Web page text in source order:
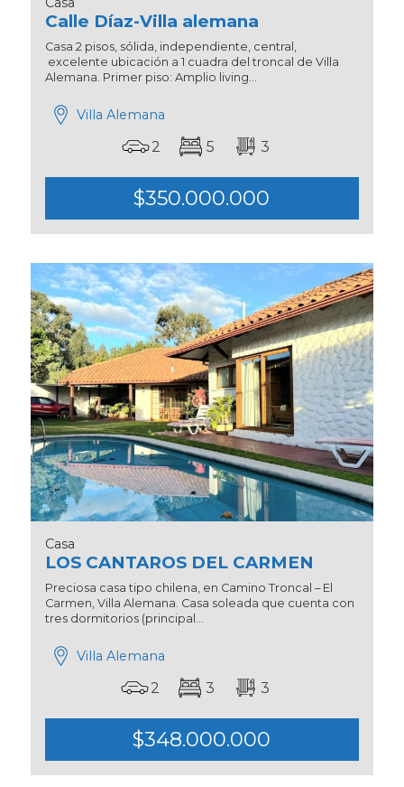
Calle Díaz-Villa alemana
Casa 2 pisos, sólida, independiente, central,
excelente ubicación a 1 cuadra del troncal de Villa
Alemana. Primer piso: Amplio living...
Villa Alemana
2 5 3
$350.000.000
Casa
LOS CANTAROS DEL CARMEN
Preciosa casa tipo chilena, en Camino Troncal – El
Carmen, Villa Alemana. Casa soleada que cuenta con
tres dormitorios (principal...
Villa Alemana
2 3 3
$348.000.000